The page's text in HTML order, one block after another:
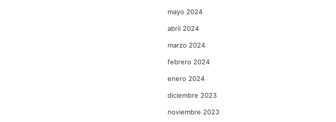
mayo 2024
abril 2024
marzo 2024
febrero 2024
enero 2024
diciembre 2023
noviembre 2023